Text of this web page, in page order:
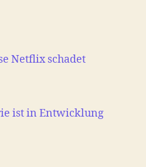
Netflix schadet
ist in Entwicklung